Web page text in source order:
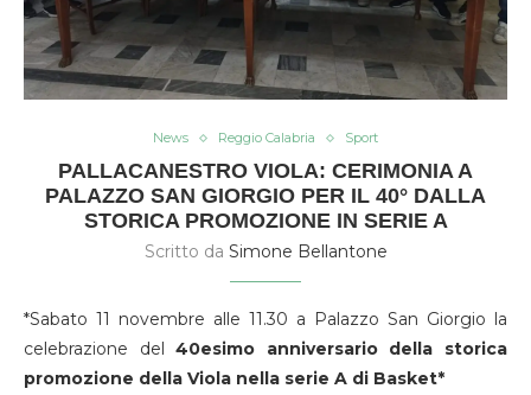
News Reggio Calabria Sport
PALLACANESTRO VIOLA: CERIMONIA A
PALAZZO SAN GIORGIO PER IL 40° DALLA
STORICA PROMOZIONE IN SERIE A
Scritto da Simone Bellantone
*Sabato 11 novembre alle 11.30 a Palazzo San Giorgio la
celebrazione del40esimo anniversario della storica
promozione della Viola nella serie A di Basket*